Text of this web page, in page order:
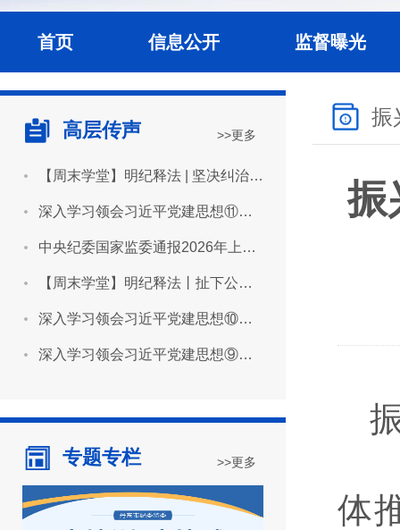
首页 信息公开 监督曝光
高层传声 >>更多
【周末学堂】明纪释法 | 坚决纠治“形象工程”“政绩工程”
深入学习领会习近平党建思想⑪坚持用严明的纪律管全党治全党
中央纪委国家监委通报2026年上半年全国纪检监察机关监督检查审查调查情况
【周末学堂】明纪释法丨扯下公款旅游的“隐身衣”
深入学习领会习近平党建思想⑩坚持推进作风建设常态化长效化
深入学习领会习近平党建思想⑨坚持建设堪当民族复兴重任的高素质干部队伍
专题专栏 >>更多
振
振
体